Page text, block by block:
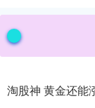
淘股神 黄金还能